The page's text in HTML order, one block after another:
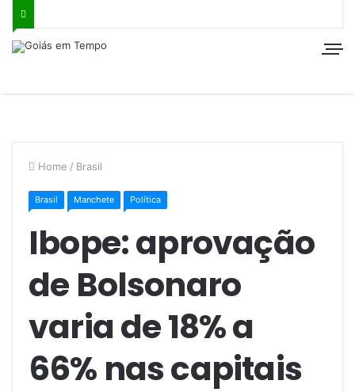
Home / Brasil
Brasil Manchete Política
Ibope: aprovação
de Bolsonaro
varia de 18% a
66% nas capitais